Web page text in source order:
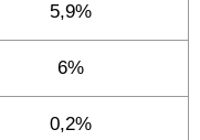
5,9%
6%
0,2%